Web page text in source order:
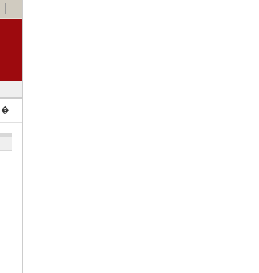
�